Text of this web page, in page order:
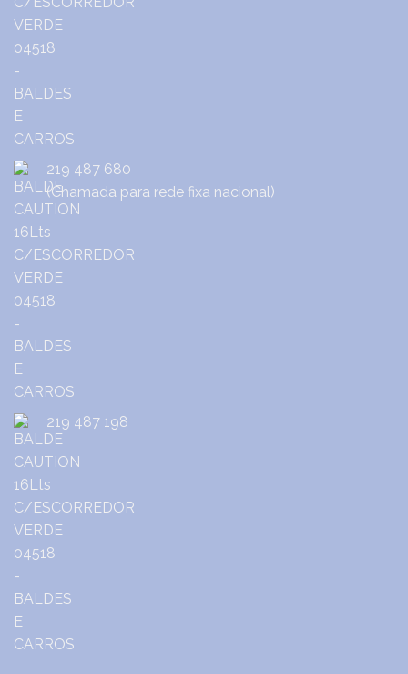
219 487 680
(Chamada para rede fixa nacional)
219 487 198